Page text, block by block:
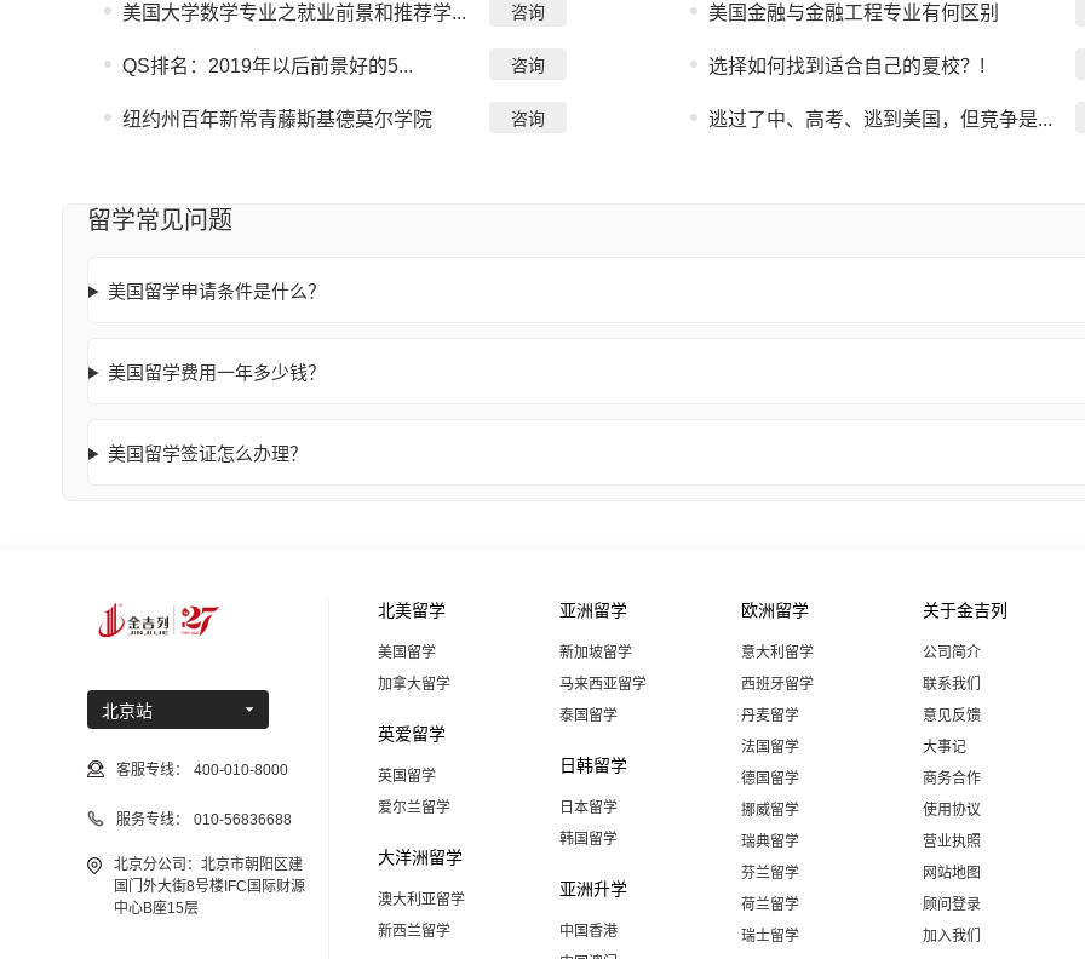
美国大学数学专业之就业前景和推荐学... 咨询 美国金融与金融工程专业有何区别
QS排名：2019年以后前景好的5... 咨询 选择如何找到适合自己的夏校？!
纽约州百年新常青藤斯基德莫尔学院 咨询 逃过了中、高考、逃到美国，但竞争是...
留学常见问题
美国留学申请条件是什么？
美国留学费用一年多少钱？
美国留学签证怎么办理？
北京站
客服专线： 400-010-8000
服务专线： 010-56836688
北京分公司：北京市朝阳区建
国门外大街8号楼IFC国际财源
中心B座15层
北美留学
美国留学
加拿大留学
英爱留学
英国留学
爱尔兰留学
大洋洲留学
澳大利亚留学
新西兰留学
亚洲留学
新加坡留学
马来西亚留学
泰国留学
日韩留学
日本留学
韩国留学
亚洲升学
中国香港
欧洲留学
意大利留学
西班牙留学
丹麦留学
法国留学
德国留学
挪威留学
瑞典留学
芬兰留学
荷兰留学
瑞士留学
关于金吉列
公司简介
联系我们
意见反馈
大事记
商务合作
使用协议
营业执照
网站地图
顾问登录
加入我们